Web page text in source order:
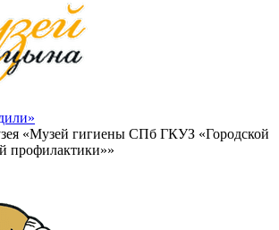
«Музей гигиены СПб ГКУЗ «Городской
профилактики»»